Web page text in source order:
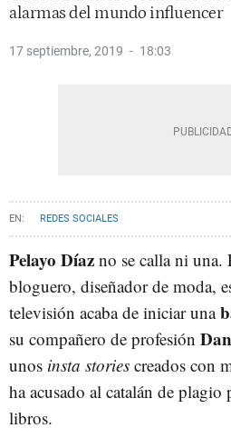
alarmas del mundo influencer
17 septiembre, 2019 18:03
REDES SOCIALES
Pelayo Díaz no se calla ni una.
bloguero, diseñador de moda,
televisión acaba de iniciar una
su compañero de profesión
unos insta stories creados con
ha acusado al catalán de
libros.